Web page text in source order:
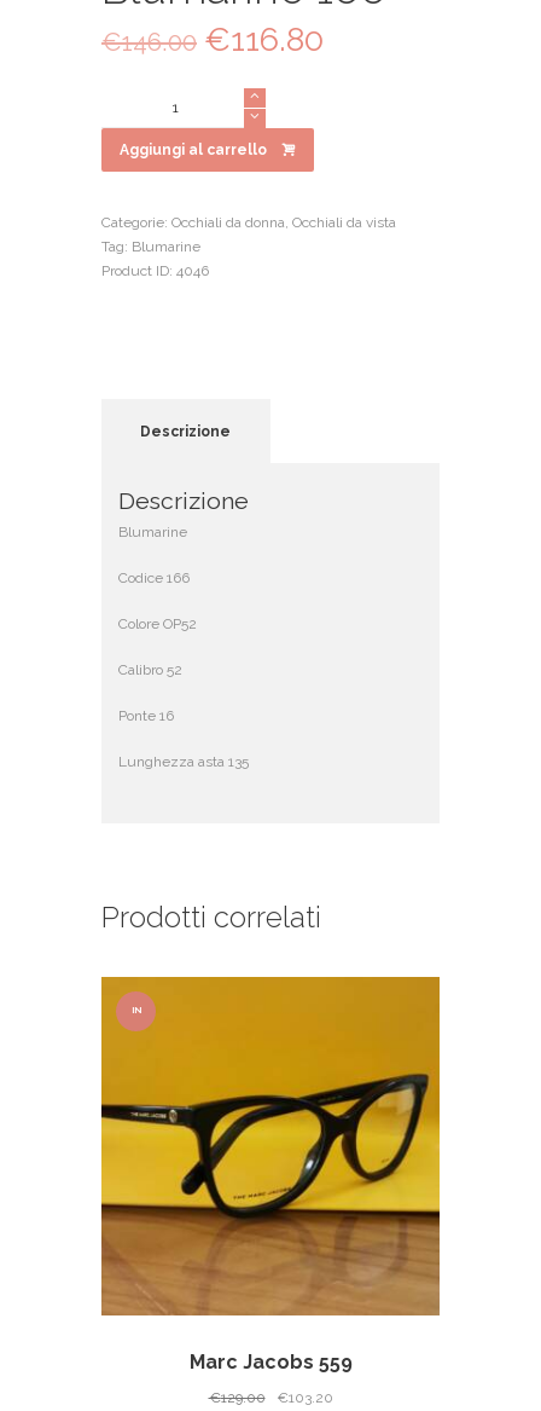
€146.00 Il
prezzo
originale
era:
€146.00.
€116.80
quantità
Aggiungi al carrello
Categorie: Occhiali da donna, Occhiali da vista
Tag: Blumarine
Product ID: 4046
Descrizione
Descrizione
Blumarine
Codice 166
Colore OP52
Calibro 52
Ponte 16
Lunghezza asta 135
Prodotti correlati
IN
Marc Jacobs 559
€129.00
Il€103.20Il